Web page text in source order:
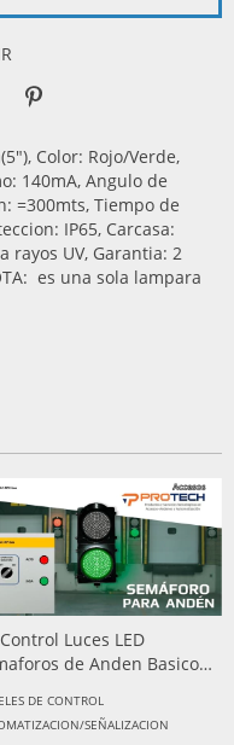
Color: Rojo/Verde,
140mA, Angulo de
=300mts, Tiempo de
IP65, Carcasa:
rayos UV, Garantia: 2
es una sola lampara
Luces LED
de Anden Basico
DE CONTROL
SEÑALIZACION